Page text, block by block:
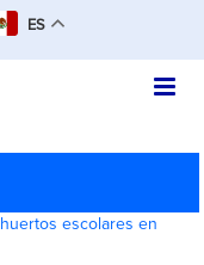
ES
escolares en